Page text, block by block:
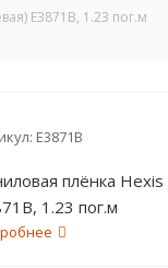
E3871B, 1.23 пог.м
E3871B
плёнка
1.23